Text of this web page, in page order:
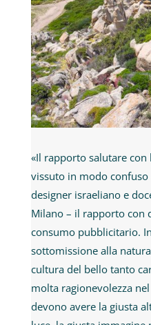
«Il rapporto salutare con
vissuto in modo confuso
designer israeliano e
Milano – il rapporto con
consumo pubblicitario.
sottomissione alla
cultura del bello tanto
molta ragionevolezza
devono avere la giusta